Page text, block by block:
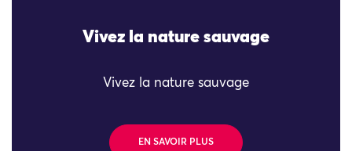
Vivez la nature sauvage
Vivez la nature sauvage
EN SAVOIR PLUS